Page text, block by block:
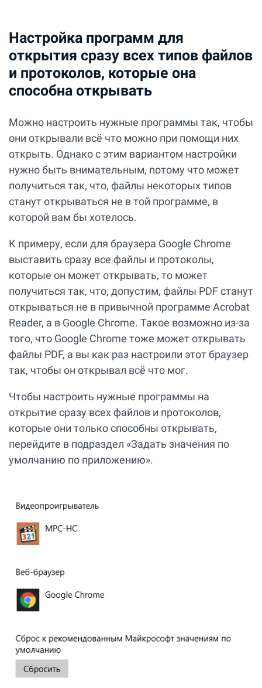
Настройка программ для
открытия сразу всех типов файлов
и протоколов, которые она
способна открывать
Можно настроить нужные программы так, чтобы
они открывали всё что можно при помощи них
открыть. Однако с этим вариантом настройки
нужно быть внимательным, потому что может
получиться так, что, файлы некоторых типов
станут открываться не в той программе, в
которой вам бы хотелось.
К примеру, если для браузера Google Chrome
выставить сразу все файлы и протоколы,
которые он может открывать, то может
получиться так, что, допустим, файлы PDF станут
открываться не в привычной программе Acrobat
Reader, а в Google Chrome. Такое возможно из-за
того, что Google Chrome тоже может открывать
файлы PDF, а вы как раз настроили этот браузер
так, чтобы он открывал всё что мог.
Чтобы настроить нужные программы на
открытие сразу всех файлов и протоколов,
которые они только способны открывать,
перейдите в подраздел «Задать значения по
умолчанию по приложению».